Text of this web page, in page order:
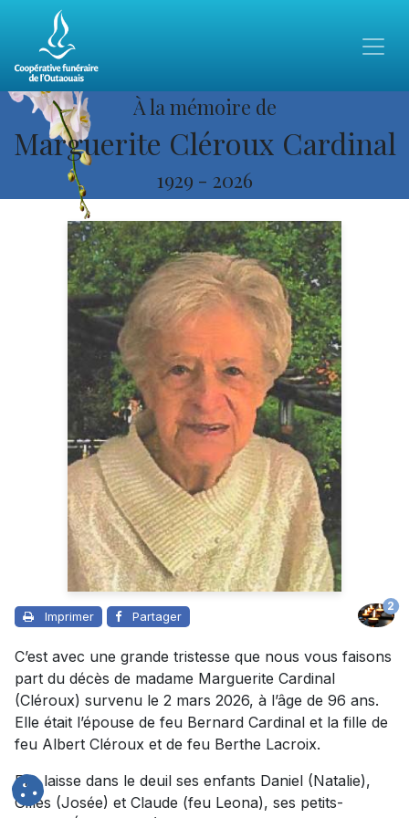
À la mémoire de
Marguerite Cléroux Cardinal
1929 - 2026
Imprimer Partager
2
C’est avec une grande tristesse que nous vous faisons
part du décès de madame Marguerite Cardinal
(Cléroux) survenu le 2 mars 2026, à l’âge de 96 ans.
Elle était l’épouse de feu Bernard Cardinal et la fille de
feu Albert Cléroux et de feu Berthe Lacroix.
Elle laisse dans le deuil ses enfants Daniel (Natalie),
Gilles (Josée) et Claude (feu Leona), ses petits-